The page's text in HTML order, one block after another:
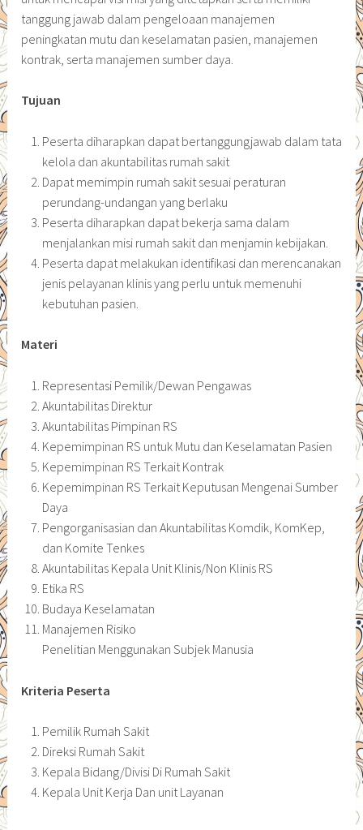
tanggung jawab dalam pengeloaan manajemen
peningkatan mutu dan keselamatan pasien, manajemen
kontrak, serta manajemen sumber daya.
Tujuan
Peserta diharapkan dapat bertanggungjawab dalam tata
kelola dan akuntabilitas rumah sakit
Dapat memimpin rumah sakit sesuai peraturan
perundang-undangan yang berlaku
Peserta diharapkan dapat bekerja sama dalam
menjalankan misi rumah sakit dan menjamin kebijakan.
Peserta dapat melakukan identifikasi dan merencanakan
jenis pelayanan klinis yang perlu untuk memenuhi
kebutuhan pasien.
Materi
Representasi Pemilik/Dewan Pengawas
Akuntabilitas Direktur
Akuntabilitas Pimpinan RS
Kepemimpinan RS untuk Mutu dan Keselamatan Pasien
Kepemimpinan RS Terkait Kontrak
Kepemimpinan RS Terkait Keputusan Mengenai Sumber
Daya
Pengorganisasian dan Akuntabilitas Komdik, KomKep,
dan Komite Tenkes
Akuntabilitas Kepala Unit Klinis/Non Klinis RS
Etika RS
Budaya Keselamatan
Manajemen Risiko
Penelitian Menggunakan Subjek Manusia
Kriteria Peserta
Pemilik Rumah Sakit
Direksi Rumah Sakit
Kepala Bidang/Divisi Di Rumah Sakit
Kepala Unit Kerja Dan unit Layanan